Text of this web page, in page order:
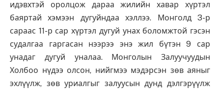
идэвхтэй оролцож дараа жилийн хавар хүртэл
баяртай хэмээн дугуйндаа хэллээ. Монголд 3-р
сараас 11-р сар хүртэл дугуй унах боломжтой гэсэн
судалгаа гаргасан нээрээ энэ жил бүтэн 9 сар
унадаг дугуй уналаа. Монголын Залуучуудын
Холбоо нүдээ олсон, нийгмээ мэдэрсэн зөв аяныг
эхлүүлж, зөв уриалгыг залуусын дунд дэлгэрүүлж